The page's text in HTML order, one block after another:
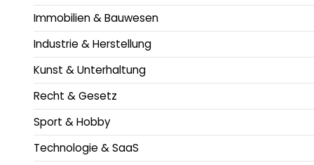
Immobilien & Bauwesen
Industrie & Herstellung
Kunst & Unterhaltung
Recht & Gesetz
Sport & Hobby
Technologie & SaaS